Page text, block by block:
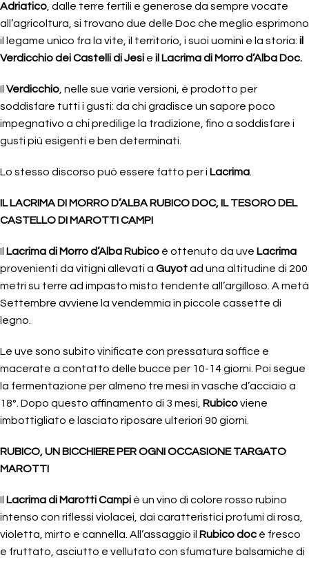
Adriatico , dalle terre fertili e generose da sempre vocate
all’agricoltura, si trovano due delle Doc che meglio esprimono
il legame unico fra la vite, il territorio, i suoi uomini e la storia: il
Verdicchio dei Castelli di Jesi e il Lacrimadi Morro d’Alba Doc.
Il Verdicchio , nelle sue varie versioni, è prodotto per
soddisfare tutti i gusti: da chi gradisce un sapore poco
impegnativo a chi predilige la tradizione, fino a soddisfare i
gusti più esigenti e ben determinati.
Lo stesso discorso può essere fatto per i Lacrima
IL LACRIMA DI MORRO D’ALBA RUBICO DOC, IL TESORO DEL
CASTELLO DI MAROTTI CAMPI
Il Lacrima di Morro d’Alba Rubico è ottenuto da uve Lacrima
provenienti da vitigni allevati a Guyotad una altitudine di 200
metri su terre ad impasto misto tendente all’argilloso. A metà
Settembre avviene la vendemmia in piccole cassette di
legno.
Le uve sono subito vinificate con pressatura soffice e
macerate a contatto delle bucce per 10-14 giorni. Poi segue
la fermentazione per almeno tre mesi in vasche d’acciaio a
18°. Dopo questo affinamento di 3 mesi, Rubicoviene
imbottigliato e lasciato riposare ulteriori 90 giorni.
RUBICO, UN BICCHIERE PER OGNI OCCASIONE TARGATO
MAROTTI
Il Lacrima di Marotti Campi è un vino di colore rosso rubino
intenso con riflessi violacei, dai caratteristici profumi di rosa,
violetta, mirto e cannella. All’assaggio il Rubico doc è fresco
e fruttato, asciutto e vellutato con sfumature balsamiche di